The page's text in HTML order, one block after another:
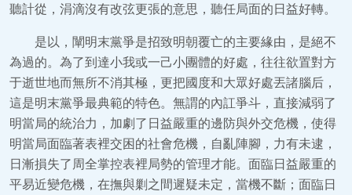
聽計從，涓滴沒有改弦更張的意思，聽任局面的日益好轉。
是以，闡明末黨爭是招致明朝覆亡的主要緣由，是絕不
為過的。為了到達小我或一己小團體的好處，往往欲置對方
于逝世地而無所不消其極，更把國度和大眾好處丟諸腦后，
這是明末黨爭最典範的特色。無謂的內訌爭斗，直接減弱了
明當局的統治力，加劇了日益嚴重的邊防與外交危機，使得
明當局面臨著表裡交困的社會危機，自亂陣腳，力有未逮，
日漸損失了周全掌控表裡局勢的管理才能。面臨日益嚴重的
平易近變危機，在撫與剿之間遲疑未定，當機不斷；面臨日